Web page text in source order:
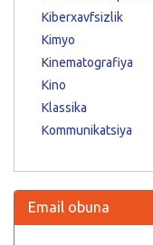
Kiberxavfsizlik
Kimyo
Kinematografiya
Kino
Klassika
Kommunikatsiya
Email obuna